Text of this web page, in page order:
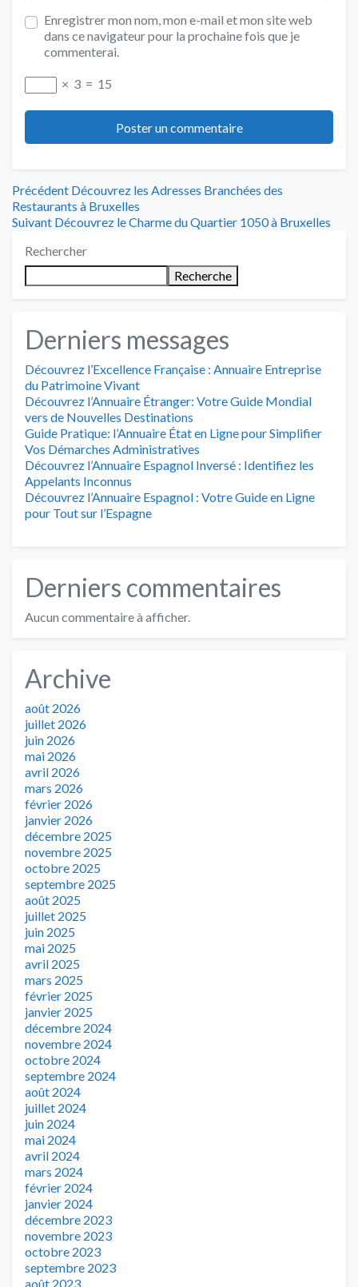
Enregistrer mon nom, mon e-mail et mon site web
dans ce navigateur pour la prochaine fois que je
commenterai.
× 3 = 15
Navigation
de
l’article
Précédent Article
précédent
:
Découvrez les Adresses Branchées des
Restaurants à Bruxelles
Suivant Article
:
Découvrez le Charme du Quartier 1050 à Bruxelles
Rechercher
Recherche
Derniers messages
Découvrez l’Excellence Française : Annuaire Entreprise
du Patrimoine Vivant
Découvrez l’Annuaire Étranger: Votre Guide Mondial
vers de Nouvelles Destinations
Guide Pratique: l’Annuaire État en Ligne pour Simplifier
Vos Démarches Administratives
Découvrez l’Annuaire Espagnol Inversé : Identifiez les
Appelants Inconnus
Découvrez l’Annuaire Espagnol : Votre Guide en Ligne
pour Tout sur l’Espagne
Derniers commentaires
Aucun commentaire à afficher.
Archive
août 2026
juillet 2026
juin 2026
mai 2026
avril 2026
mars 2026
février 2026
janvier 2026
décembre 2025
novembre 2025
octobre 2025
septembre 2025
août 2025
juillet 2025
juin 2025
mai 2025
avril 2025
mars 2025
février 2025
janvier 2025
décembre 2024
novembre 2024
octobre 2024
septembre 2024
août 2024
juillet 2024
juin 2024
mai 2024
avril 2024
mars 2024
février 2024
janvier 2024
décembre 2023
novembre 2023
octobre 2023
septembre 2023
août 2023